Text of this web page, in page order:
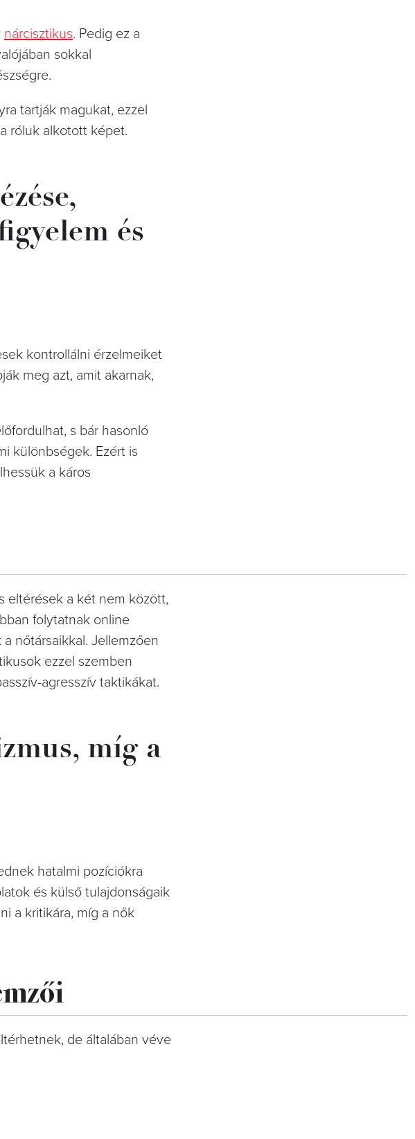
nárcisztikus. Pedig ez a
sokkal
tartják magukat, ezzel
róluk alkotott képet.
és
kontrollálni érzelmeiket
meg azt, amit akarnak,
s bár hasonló
különbségek. Ezért is
a káros
eltérések a két nem között,
folytatnak online
nőtársaikkal. Jellemzően
ezzel szemben
agresszív taktikákat.
míg a
hatalmi pozíciókra
és külső tulajdonságaik
a kritikára, míg a nők
de általában véve